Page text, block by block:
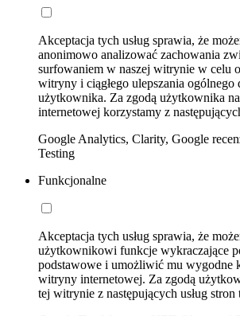
Akceptacja tych usług sprawia, że
anonimowo analizować zachowania
surfowaniem w naszej witrynie w celu
witryny i ciągłego ulepszania ogólnego
użytkownika. Za zgodą użytkownika
internetowej korzystamy z
Google Analytics, Clarity, Google
Testing
Funkcjonalne
Akceptacja tych usług sprawia, że
użytkownikowi funkcje wykraczające
podstawowe i umożliwić mu wygodne
witryny internetowej. Za zgodą
tej witrynie z następujących usług stron